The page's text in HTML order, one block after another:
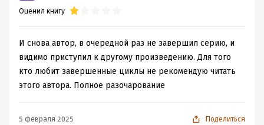
Оценил книгу
И снова автор, в очередной раз не завершил серию, и
видимо приступил к другому произведению. Для того
кто любит завершенные циклы не рекомендую читать
этого автора. Полное разочарование
5 февраля 2025 Поделиться